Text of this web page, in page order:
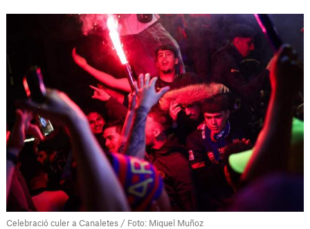
Celebració culer a Canaletes / Foto: Miquel Muñoz